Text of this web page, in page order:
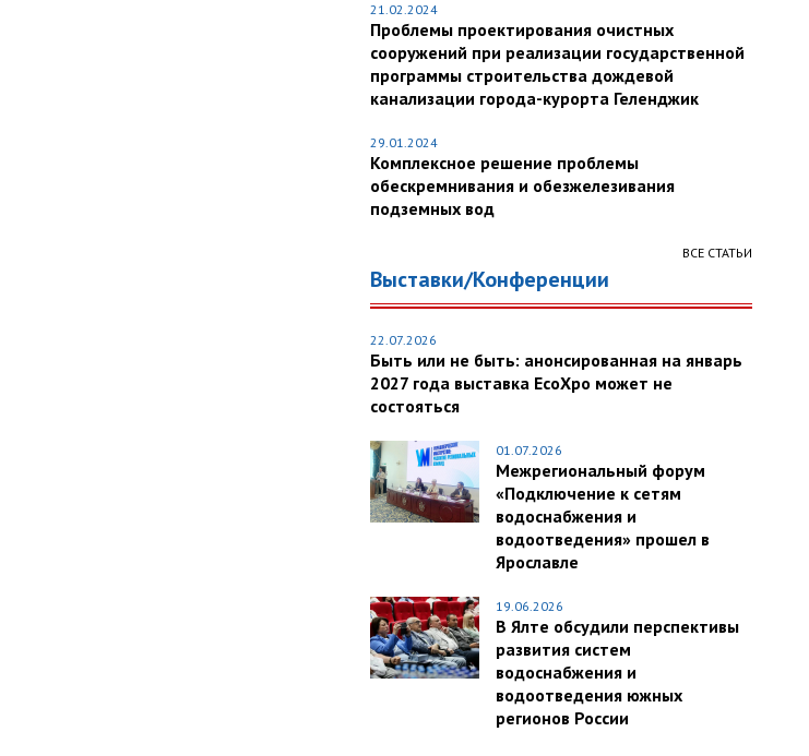
21.02.2024
Проблемы проектирования очистных
сооружений при реализации государственной
программы строительства дождевой
канализации города-курорта Геленджик
29.01.2024
Комплексное решение проблемы
обескремнивания и обезжелезивания
подземных вод
ВСЕ СТАТЬИ
Выставки/Конференции
22.07.2026
Быть или не быть: анонсированная на январь
2027 года выставка EcoXpo может не
состояться
01.07.2026
Межрегиональный форум
«Подключение к сетям
водоснабжения и
водоотведения» прошел в
Ярославле
19.06.2026
В Ялте обсудили перспективы
развития систем
водоснабжения и
водоотведения южных
регионов России